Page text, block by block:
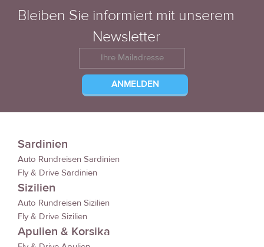
Bleiben Sie informiert mit unserem
Newsletter
Sardinien
Auto Rundreisen Sardinien
Fly & Drive Sardinien
Sizilien
Auto Rundreisen Sizilien
Fly & Drive Sizilien
Apulien & Korsika